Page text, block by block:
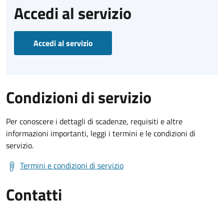
Accedi al servizio
Accedi al servizio
Condizioni di servizio
Per conoscere i dettagli di scadenze, requisiti e altre
informazioni importanti, leggi i termini e le condizioni di
servizio.
Termini e condizioni di servizio
Contatti